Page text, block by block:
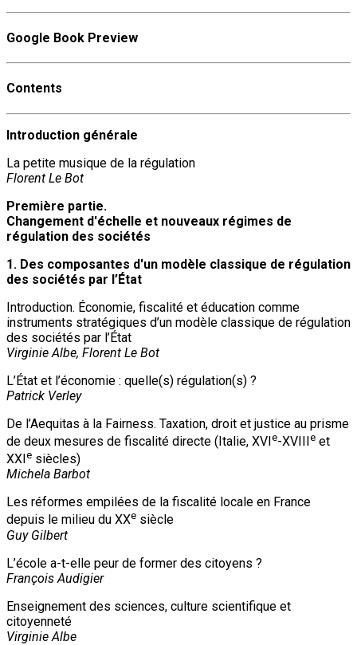
Google Book Preview
Contents
Introduction générale
La petite musique de la régulation
Florent Le Bot
Première partie.
Changement d'échelle et nouveaux régimes de
régulation des sociétés
1. Des composantes d'un modèle classique de régulation
des sociétés par l’État
Introduction. Économie, fiscalité et éducation comme
instruments stratégiques d’un modèle classique de régulation
des sociétés par l’État
Virginie Albe, Florent Le Bot
L’État et l’économie : quelle(s) régulation(s) ?
Patrick Verley
De l’Aequitas à la Fairness. Taxation, droit et justice au prisme
de deux mesures de fiscalité directe (Italie, XVIe-XVIIIe et
XXI e siècles)
Michela Barbot
Les réformes empilées de la fiscalité locale en France
depuis le milieu du XXe siècle
Guy Gilbert
L’école a-t-elle peur de former des citoyens ?
François Audigier
Enseignement des sciences, culture scientifique et
citoyenneté
Virginie Albe